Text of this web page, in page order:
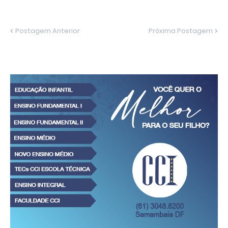
Postagem Anterior Próxima Postagem